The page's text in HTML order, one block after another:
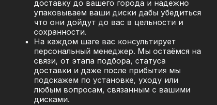
доставку до вашего города и надежно
упаковываем ваши диски дабы убедиться
что они дойдут до вас в цельности и
сохранности.
На каждом шаге вас консультирует
персональный менеджер. Мы остаёмся на
связи, от этапа подбора, статуса
доставки и даже после прибытия мы
подскажем по установке, уходу или
любым вопросам, связанным с вашими
дисками.